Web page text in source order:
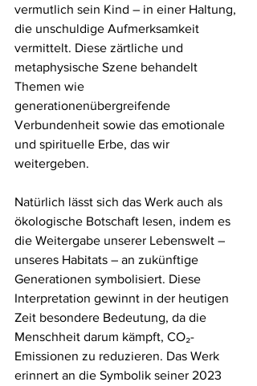
vermutlich sein Kind – in einer Haltung,
die unschuldige Aufmerksamkeit
vermittelt. Diese zärtliche und
metaphysische Szene behandelt
Themen wie
generationenübergreifende
Verbundenheit sowie das emotionale
und spirituelle Erbe, das wir
weitergeben.
Natürlich lässt sich das Werk auch als
ökologische Botschaft lesen, indem es
die Weitergabe unserer Lebenswelt –
unseres Habitats – an zukünftige
Generationen symbolisiert. Diese
Interpretation gewinnt in der heutigen
Zeit besondere Bedeutung, da die
Menschheit darum kämpft, CO₂-
Emissionen zu reduzieren. Das Werk
erinnert an die Symbolik seiner 2023